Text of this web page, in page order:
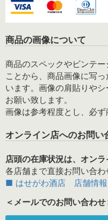
商品の画像について
商品のスペックやビンテ
ことから、商品画像に写
います。画像の肩貼りや
お願い致します。
画像は参考程度とし、必ず
オンライン店へのお問い
店頭の在庫状況は、オン
各店舗まで直接お問い合わ
■ はせがわ酒店 店舗情報
＜メールでのお問い合わせ